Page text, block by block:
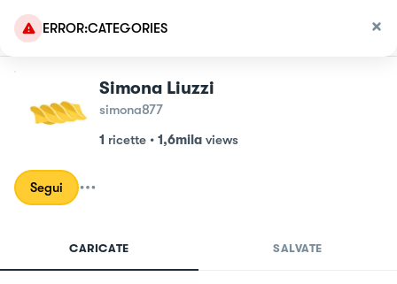
ERROR:CATEGORIES
Simona Liuzzi
simona877
1 ricette • 1,6mila views
Segui
CARICATE SALVATE